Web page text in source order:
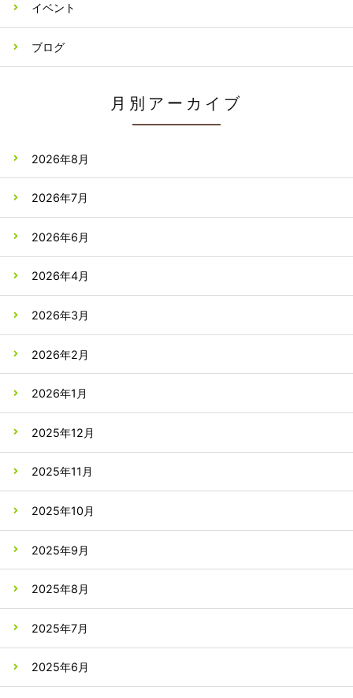
イベント
ブログ
月別アーカイブ
2026年8月
2026年7月
2026年6月
2026年4月
2026年3月
2026年2月
2026年1月
2025年12月
2025年11月
2025年10月
2025年9月
2025年8月
2025年7月
2025年6月